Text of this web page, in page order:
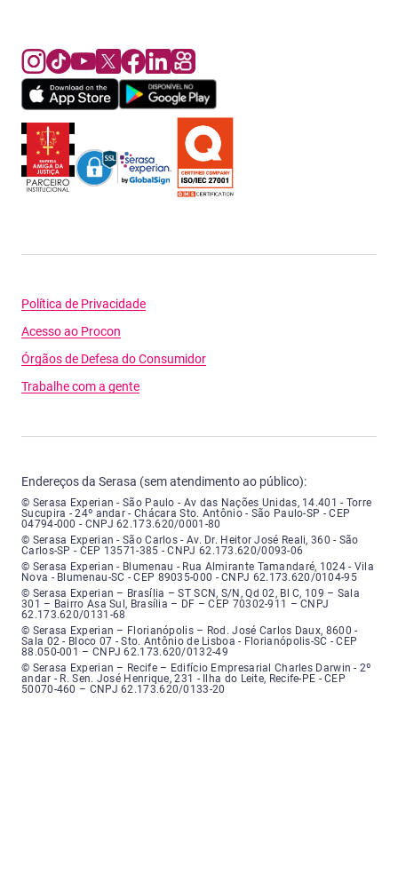
Política de Privacidade
Acesso ao Procon
Órgãos de Defesa do Consumidor
Trabalhe com a gente
Endereços da Serasa (sem atendimento ao público):
Serasa Experian - São Paulo - Endereço: Avenida das Nações Unidas,
© Serasa Experian - São Paulo - Av das Nações Unidas, 14.401 - Torre
Sucupira - 24º andar - Chácara Sto. Antônio - São Paulo-SP - CEP
04794-000 - CNPJ 62.173.620/0001-80
Serasa Experian - São Carlos - Endereço: Avenida Doutor Heitor José
© Serasa Experian - São Carlos - Av. Dr. Heitor José Reali, 360 - São
Carlos-SP - CEP 13571-385 - CNPJ 62.173.620/0093-06
Serasa Experian - Blumenau - Endereço: Rua Almirante Tamandaré,
© Serasa Experian - Blumenau - Rua Almirante Tamandaré, 1024 - Vila
Nova - Blumenau-SC - CEP 89035-000 - CNPJ 62.173.620/0104-95
Serasa Experian - Brasília, Endereço: Setor Comercial Norte, sem
© Serasa Experian – Brasília – ST SCN, S/N, Qd 02, Bl C, 109 – Sala
301 – Bairro Asa Sul, Brasília – DF – CEP 70302-911 – CNPJ
62.173.620/0131-68
Serasa Experian - Florianópolis, Endereço: Rodovia José Carlos, número
© Serasa Experian – Florianópolis – Rod. José Carlos Daux, 8600 -
Sala 02 - Bloco 07 - Sto. Antônio de Lisboa - Florianópolis-SC - CEP
88.050-001 – CNPJ 62.173.620/0132-49
Serasa Experian - Recife, Endereço: Edifício Empresarial Charles Darwin,
© Serasa Experian – Recife – Edifício Empresarial Charles Darwin - 2º
andar - R. Sen. José Henrique, 231 - Ilha do Leite, Recife-PE - CEP
50070-460 – CNPJ 62.173.620/0133-20